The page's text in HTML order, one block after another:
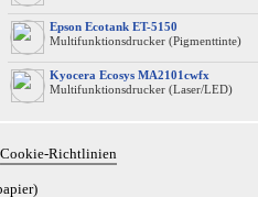
Epson Ecotank ET-5150
Multifunktionsdrucker (Pigmenttinte)
Kyocera Ecosys MA2101cwfx
Multifunktionsdrucker (Laser/LED)
Cookie-Richtlinien